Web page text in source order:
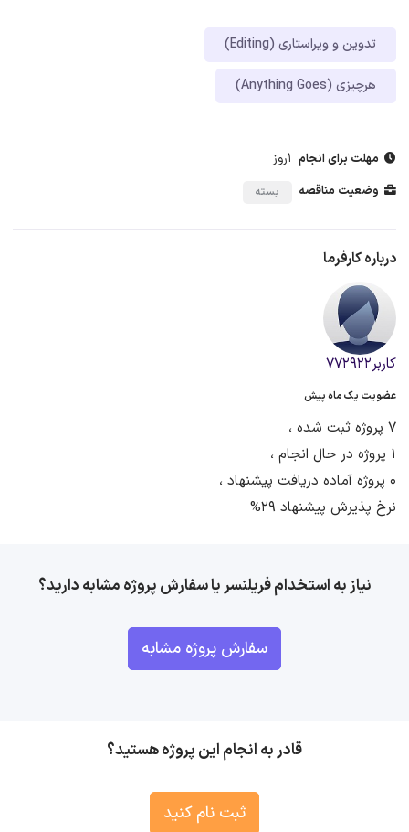
تدوین و ویراستاری (Editing)
هرچیزی (Anything Goes)
مهلت برای انجام 1روز
وضعیت مناقصه بسته
درباره کارفرما
کاربر772922
عضویت یک ماه پیش
7 پروژه ثبت شده ،
1 پروژه در حال انجام ،
0 پروژه آماده دریافت پیشنهاد ،
نرخ پذیرش پیشنهاد 29%
نیاز به استخدام فریلنسر یا سفارش پروژه مشابه دارید؟
سفارش پروژه مشابه
قادر به انجام این پروژه هستید؟
ثبت نام کنید